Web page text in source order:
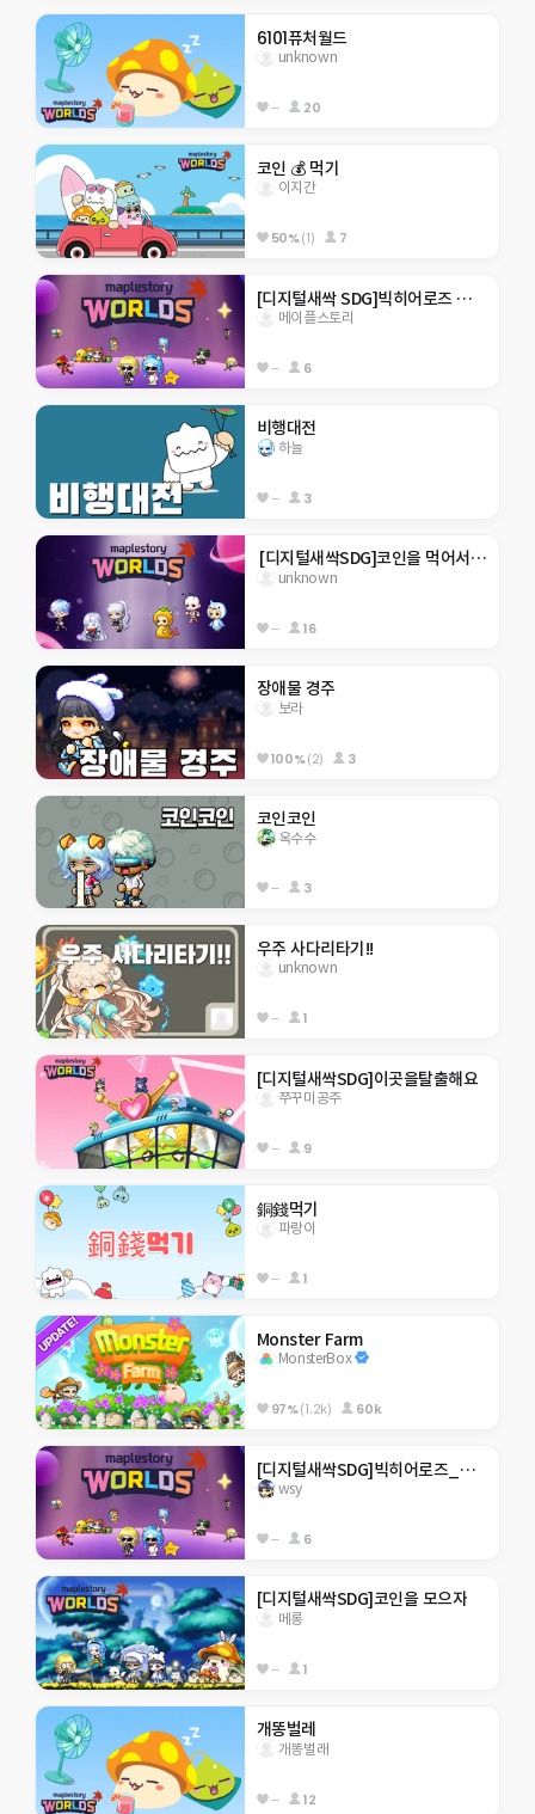
6101퓨처월드
unknown
-- 20
코인 💰 먹기
이지간
50%(1) 7
[디지털새싹 SDG]빅히어로즈 제주한라대 기아종식
메이플스토리
-- 6
비행대전
하늘
-- 3
[디지털새싹SDG]코인을 먹어서 쓰레기 줄이기_행현초5-2
unknown
-- 16
장애물 경주
보라
100%(2) 3
코인코인
옥수수
-- 3
우주 사다리타기!!
unknown
-- 1
[디지털새싹SDG]이곳을탈출해요
쭈꾸미공주
-- 9
銅錢먹기
파랑이
-- 1
Monster Farm
MonsterBox
97%(1.2k) 60k
[디지털새싹SDG]빅히어로즈_제주한라대_ 식물을 찾아라!
wsy
-- 6
[디지털새싹SDG]코인을 모으자
메롱
-- 1
개똥벌레
개똥벌래
-- 12